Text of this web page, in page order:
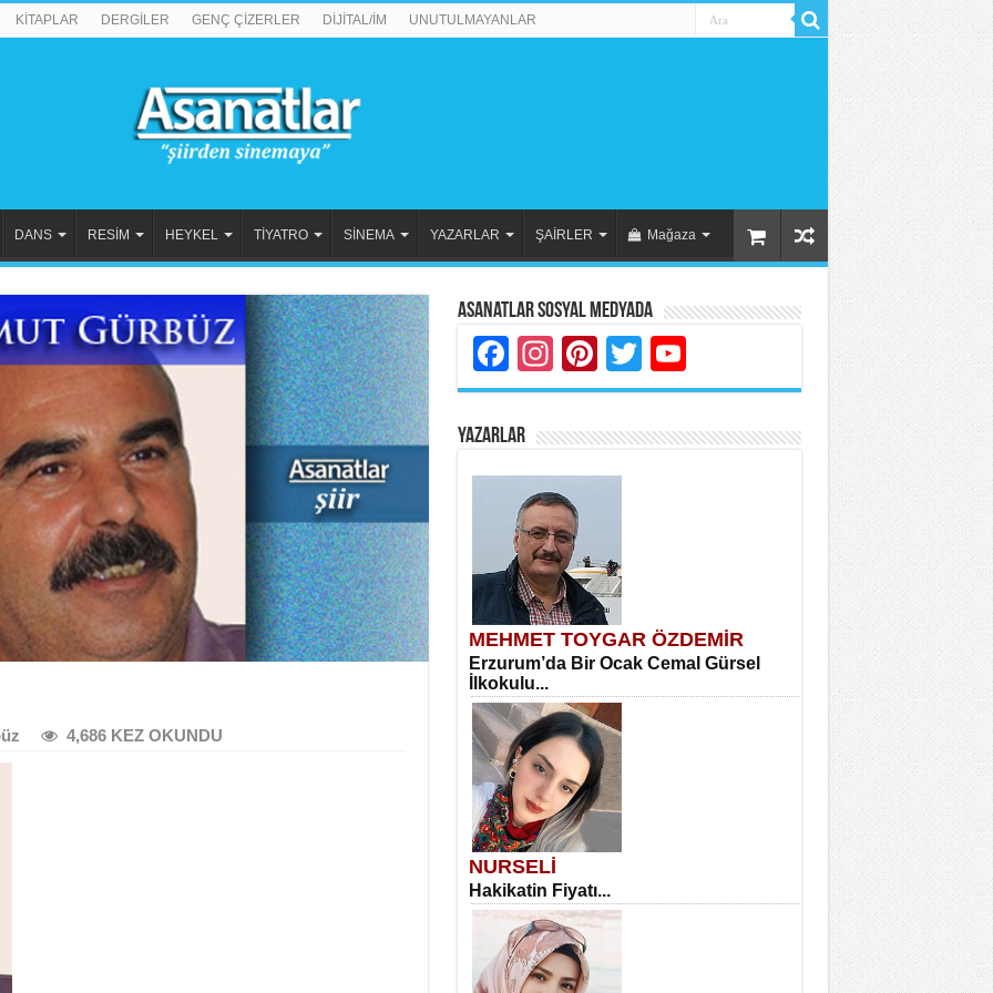
KİTAPLAR DERGİLER GENÇ ÇİZERLER DİJİTAL/İM UNUTULMAYANLAR
DANS RESİM HEYKEL TİYATRO SİNEMA YAZARLAR ŞAİRLER Mağaza
4,686 KEZ OKUNDU
Asanatlar Sosyal Medyada
Facebook
Instagram
Pinterest
Twitter
YAZARLAR
MEHMET TOYGAR ÖZDEMİR
Erzurum’da Bir Ocak Cemal Gürsel
İlkokulu...
NURSELİ
Hakikatin Fiyatı...